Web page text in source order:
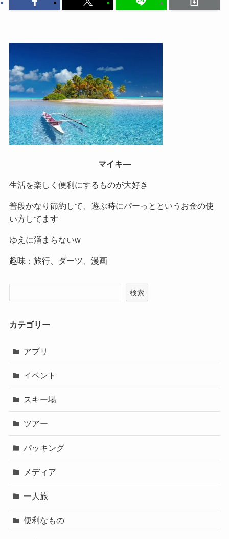
マイキ―
生活を楽しく便利にするものが大好き
普段かなり節約して、遊ぶ時にパーっとというお金の使
い方してます
ゆえに溜まらないw
趣味：旅行、ダーツ、漫画
検索
カテゴリー
アプリ
イベント
スキー場
ツアー
パッキング
メディア
一人旅
便利なもの